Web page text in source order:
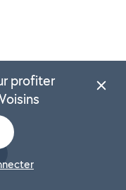
profiter